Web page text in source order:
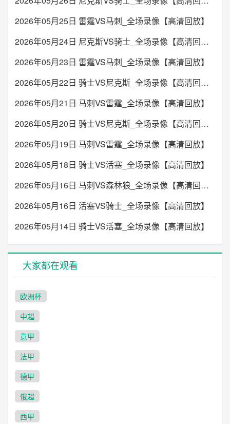
2026年05月25日 雷霆VS马刺_全场录像【高清回放】
2026年05月24日 尼克斯VS骑士_全场录像【高清回放】
2026年05月23日 雷霆VS马刺_全场录像【高清回放】
2026年05月22日 骑士VS尼克斯_全场录像【高清回放】
2026年05月21日 马刺VS雷霆_全场录像【高清回放】
2026年05月20日 骑士VS尼克斯_全场录像【高清回放】
2026年05月19日 马刺VS雷霆_全场录像【高清回放】
2026年05月18日 骑士VS活塞_全场录像【高清回放】
2026年05月16日 马刺VS森林狼_全场录像【高清回放】
2026年05月16日 活塞VS骑士_全场录像【高清回放】
2026年05月14日 骑士VS活塞_全场录像【高清回放】
大家都在观看
欧洲杯
中超
意甲
法甲
德甲
俄超
西甲